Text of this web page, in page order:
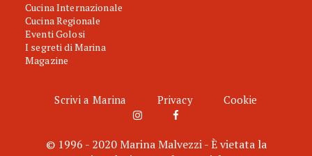
Cucina Internazionale
Cucina Regionale
Eventi Golosi
I segreti di Marina
Magazine
Scrivi a Marina Privacy Cookie
© 1996 - 2020 Marina Malvezzi - È vietata la